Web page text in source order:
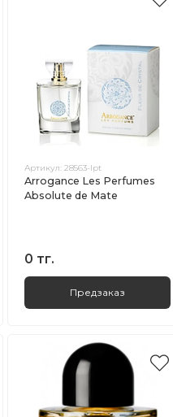
Артикул:28563-lpt
Arrogance Les Perfumes
Absolute de Mate
0 тг.
Предзаказ